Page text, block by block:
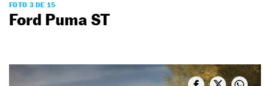
FOTO 3 DE 15
Ford Puma ST